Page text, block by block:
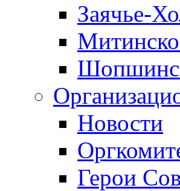
Заячье-
Новости
Герои